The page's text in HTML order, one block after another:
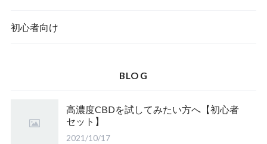
初心者向け
BLOG
高濃度CBDを試してみたい方へ【初心者
セット】
2021/10/17